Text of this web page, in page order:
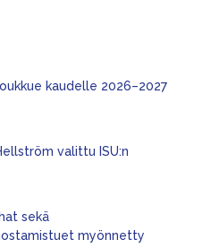
kaudelle 2026–2027
valittu ISU:n
sekä
myönnetty